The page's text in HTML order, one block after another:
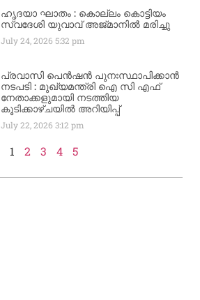
ഹൃദയാ ഘാതം : കൊല്ലം കൊട്ടിയം
സ്വദേശി യുവാവ് അജ്മാനിൽ മരിച്ചു
July 24, 20265:32 pm
പ്രവാസി പെൻഷൻ പുനഃസ്ഥാപിക്കാൻ
നടപടി : മുഖ്യമന്ത്രി ഐ സി എഫ്
നേതാക്കളുമായി നടത്തിയ
കൂടിക്കാഴ്ചയിൽ അറിയിപ്പ്
July 22, 20263:12 pm
1 2 3 4 5